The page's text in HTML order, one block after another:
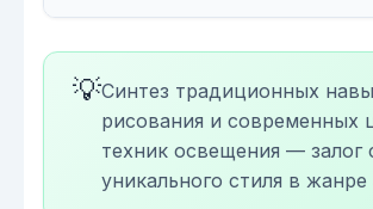
💡Синтез традиционных
рисования и современных
техник освещения — залог
уникального стиля в